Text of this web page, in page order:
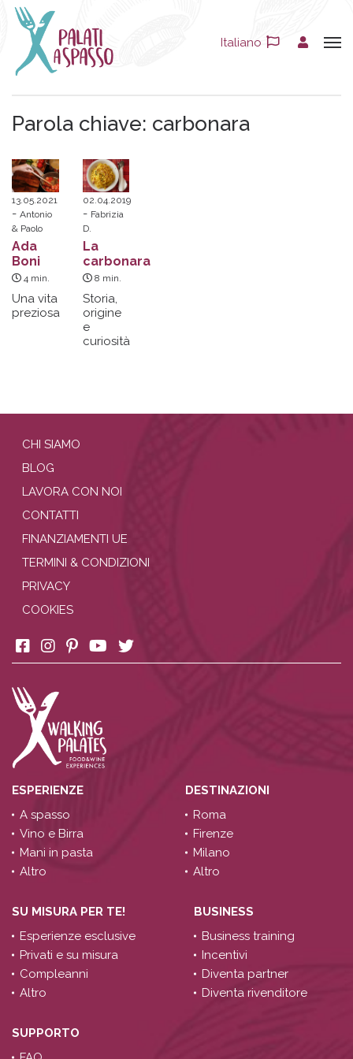
Italiano
Parola chiave: carbonara
13.05.2021
Antonio
& Paolo
Ada
Boni
4 min.
Una vita
preziosa
02.04.2019
Fabrizia
D.
La
carbonara
8 min.
Storia,
origine
e
curiosità
CHI SIAMO
BLOG
LAVORA CON NOI
CONTATTI
FINANZIAMENTI UE
TERMINI & CONDIZIONI
PRIVACY
COOKIES
ESPERIENZE
A spasso
Vino e Birra
Mani in pasta
Altro
DESTINAZIONI
Roma
Firenze
Milano
Altro
SU MISURA PER TE!
Esperienze esclusive
Privati e su misura
Compleanni
Altro
BUSINESS
Business training
Incentivi
Diventa partner
Diventa rivenditore
SUPPORTO